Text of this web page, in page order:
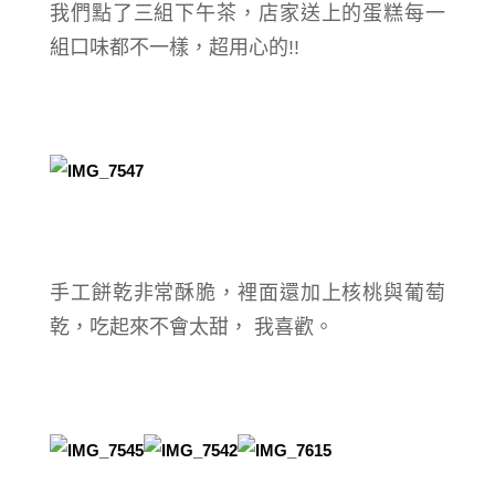
我們點了三組下午茶，店家送上的蛋糕每一
組口味都不一樣，超用心的!!
手工餅乾非常酥脆，裡面還加上核桃與葡萄
乾，吃起來不會太甜， 我喜歡。